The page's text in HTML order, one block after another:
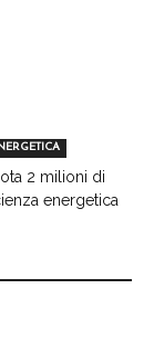
2 milioni di
energetica